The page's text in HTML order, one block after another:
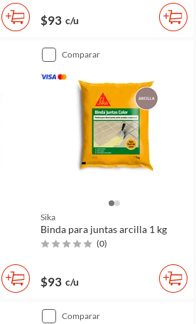
$93 c/u
comparar
Sika
Binda para juntas arcilla 1 kg
(0)
$93 c/u
comparar